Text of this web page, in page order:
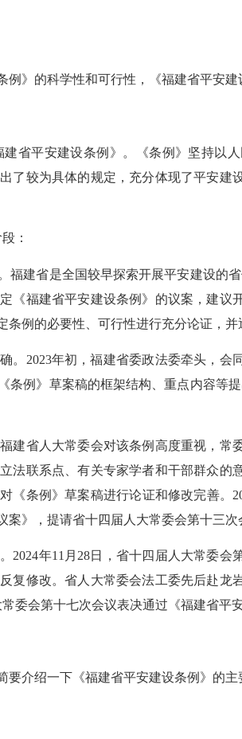
的科学性和可行性，《福建省平安建
平安建设条例》。《条例》坚持以
了较为具体的规定，充分体现了平安
：
省是全国较早探索开展平安建设的
《福建省平安建设条例》的议案，建议
例的必要性、可行性进行充分论证，并
2023年初，福建省委政法委牵头，会
例》草案稿的框架结构、重点内容等
省人大常委会对该条例高度重视，常
联系点、有关专家学者和干部群众的
《条例》草案稿进行论证和修改完善。
》，提请省十四届人大常委会第十三次
年11月28日，省十四届人大常委会
复修改。省人大常委会法工委先后赴
委会第十七次会议表决通过《福建省平
介绍一下《福建省平安建设条例》的主